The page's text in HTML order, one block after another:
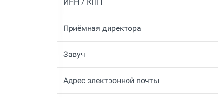
ИНН / КПП
Приёмная директора
Завуч
Адрес электронной почты